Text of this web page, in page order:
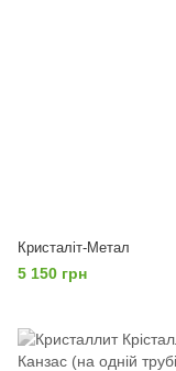
Кристаліт-Метал
5 150 грн